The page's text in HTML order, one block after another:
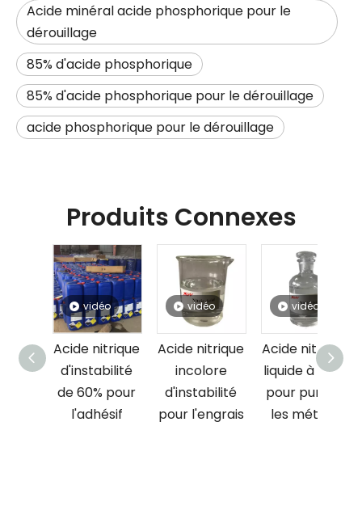
Acide minéral acide phosphorique pour le
dérouillage
85% d'acide phosphorique
85% d'acide phosphorique pour le dérouillage
acide phosphorique pour le dérouillage
Produits Connexes
nitrique
60% pour
vidéo
Acide nitrique
incolore
d'instabilité
pour l'engrais
vidéo
Acide nitrique
liquide à 60 %
pour purifier
les métaux
Acide
liquide à
pour